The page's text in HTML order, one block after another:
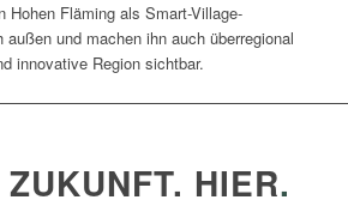
Hohen Fläming als Smart-Village-
außen und machen ihn auch überregional
innovative Region sichtbar.
HIER.